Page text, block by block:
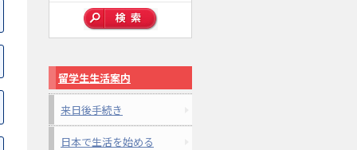
留学生生活案内
来日後手続き
日本で生活を始める